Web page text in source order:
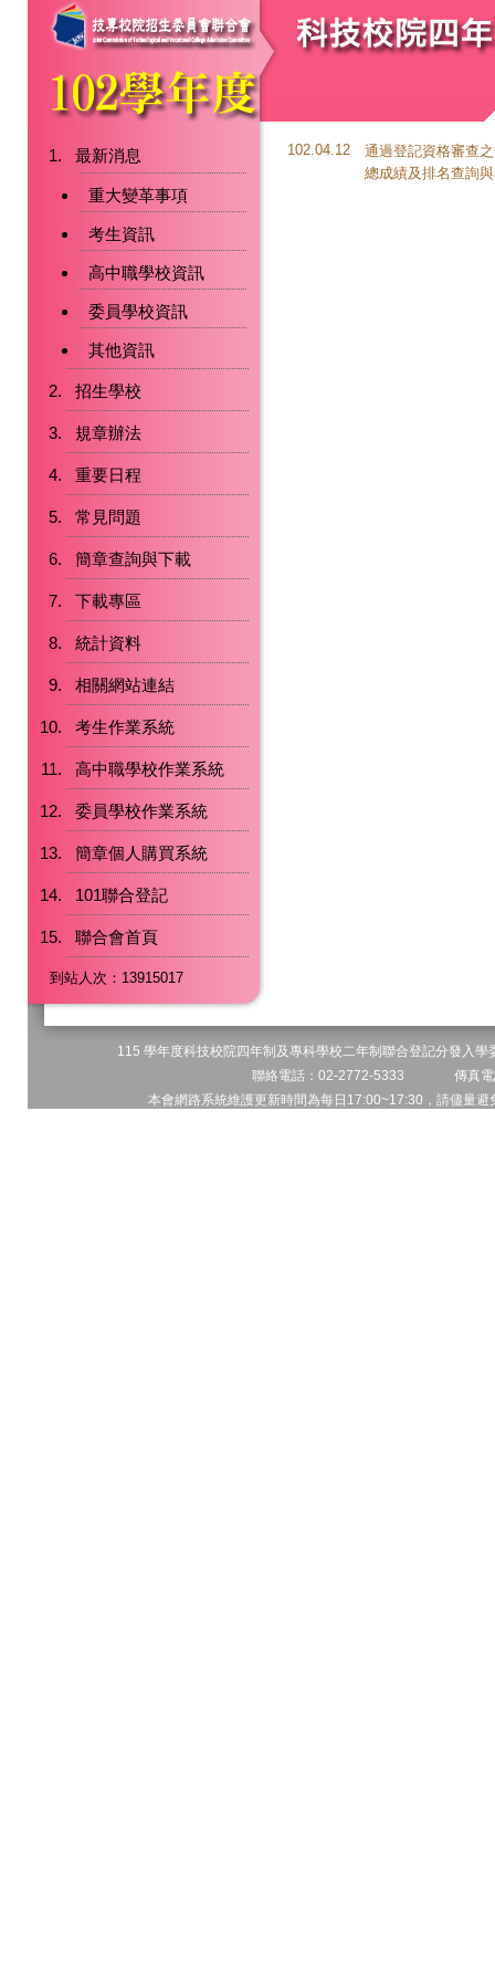
最新消息
重大變革事項
考生資訊
高中職學校資訊
委員學校資訊
其他資訊
招生學校
規章辦法
重要日程
常見問題
簡章查詢與下載
下載專區
統計資料
相關網站連結
考生作業系統
高中職學校作業系統
委員學校作業系統
簡章個人購買系統
101聯合登記
聯合會首頁
到站人次：13915017
102.04.12
通過登記資格審查
總成績及排名查詢
115 學年度科技校院四年制及專科學校二年制聯合登記分發
聯絡電話：02-2772-5333 傳真
本會網路系統維護更新時間為每日17:00~17:30，請儘量